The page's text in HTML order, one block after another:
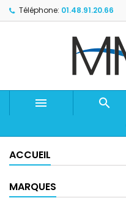
Téléphone: 01.48.91.20.66
 
ACCUEIL
MARQUES